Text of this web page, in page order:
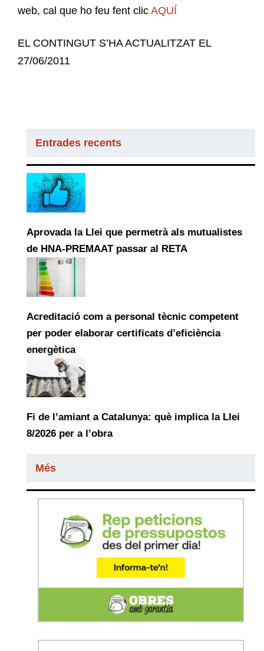
web, cal que ho feu fent clic AQUÍ
EL CONTINGUT S’HA ACTUALITZAT EL
27/06/2011
Entrades recents
Aprovada la Llei que permetrà als mutualistes
de HNA-PREMAAT passar al RETA
Acreditació com a personal tècnic competent
per poder elaborar certificats d’eficiència
energètica
Fi de l’amiant a Catalunya: què implica la Llei
8/2026 per a l’obra
Més